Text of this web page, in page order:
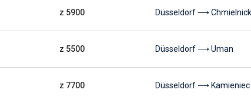
z 5900
z 5500
z 7700
Düsseldorf ⟶
Düsseldorf ⟶ Uman
Düsseldorf ⟶ Kamieniec